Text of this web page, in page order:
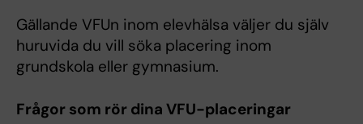
Gällande VFUn inom elevhälsa väljer du själv
huruvida du vill söka placering inom
grundskola eller gymnasium.
Frågor som rör dina VFU-placeringar